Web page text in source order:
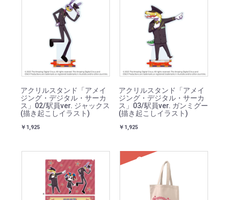
アクリルスタンド「アメイ
ジング・デジタル・サーカ
ス」02/駅員ver. ジャックス
(描き起こしイラスト)
￥1,925
アクリルスタンド「アメイ
ジング・デジタル・サーカ
ス」03/駅員ver. ガンミグー
(描き起こしイラスト)
￥1,925
SOLD